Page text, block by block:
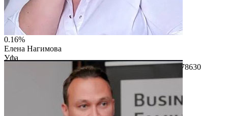
0.16%
Елена Нагимова
Уфа
ИП Нагимова Елена Владимировна ИНН 027501578630